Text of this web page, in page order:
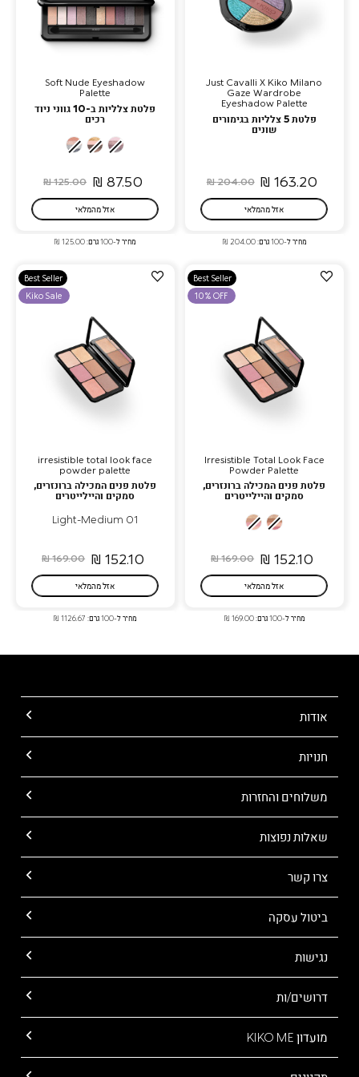
Just Cavalli X Kiko Milano
Gaze Wardrobe
Eyeshadow Palette
פלטת 5 צלליות בגימורים
שונים
163.20 ₪
204.00 ₪
אזל מהמלאי
מחיר ל-100 גרם: 204.00 ₪
Soft Nude Eyeshadow
Palette
פלטת צלליות ב-10 גווני ניוד
רכים
01
Rose
02
Tones
03
Shades
87.50 ₪
125.00 ₪
אזל מהמלאי
מחיר ל-100 גרם: 125.00 ₪
הוספה
Best Seller
10% OFF
Irresistible Total Look Face
Powder Palette
פלטת פנים המכילה ברונזרים,
סמקים והיילייטרים
02
Dark
01
Medium
152.10 ₪
169.00 ₪
אזל מהמלאי
מחיר ל-100 גרם: 169.00 ₪
הוספה
Best Seller
Kiko Sale
irresistible total look face
powder palette
פלטת פנים המכילה ברונזרים,
סמקים והיילייטרים
01 Light-Medium
152.10 ₪
169.00 ₪
אזל מהמלאי
מחיר ל-100 גרם: 1126.67 ₪
אודות
חנויות
משלוחים והחזרות
שאלות נפוצות
צרו קשר
ביטול עסקה
נגישות
דרושים/ות
מועדון KIKO ME